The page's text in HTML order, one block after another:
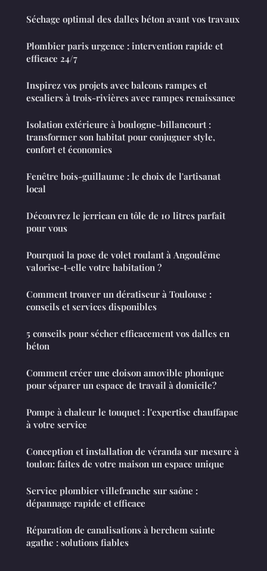
Séchage optimal des dalles béton avant vos travaux
Plombier paris urgence : intervention rapide et
efficace 24/7
Inspirez vos projets avec balcons rampes et
escaliers à trois-rivières avec rampes renaissance
Isolation extérieure à boulogne-billancourt :
transformer son habitat pour conjuguer style,
confort et économies
Fenêtre bois-guillaume : le choix de l'artisanat
local
Découvrez le jerrican en tôle de 10 litres parfait
pour vous
Pourquoi la pose de volet roulant à Angoulême
valorise-t-elle votre habitation ?
Comment trouver un dératiseur à Toulouse :
conseils et services disponibles
5 conseils pour sécher efficacement vos dalles en
béton
Comment créer une cloison amovible phonique
pour séparer un espace de travail à domicile?
Pompe à chaleur le touquet : l'expertise chauffapac
à votre service
Conception et installation de véranda sur mesure à
toulon: faites de votre maison un espace unique
Service plombier villefranche sur saône :
dépannage rapide et efficace
Réparation de canalisations à berchem sainte
agathe : solutions fiables